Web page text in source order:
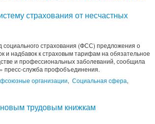
страхования от несчастных
страхования (ФСС) предложения о
и надбавок к страховым тарифам на обязательное
и профессиональных заболеваний, сообщила
пресс-служба профобъединения.
организации, Социальная сфера,
новым трудовым книжкам